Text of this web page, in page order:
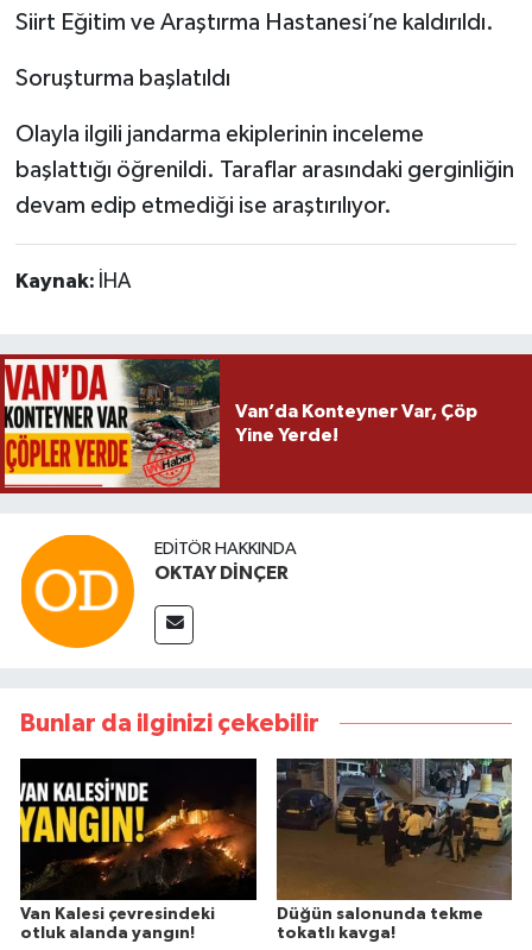
Siirt Eğitim ve Araştırma Hastanesi’ne kaldırıldı.
Soruşturma başlatıldı
Olayla ilgili jandarma ekiplerinin inceleme
başlattığı öğrenildi. Taraflar arasındaki gerginliğin
devam edip etmediği ise araştırılıyor.
Kaynak: İHA
Van’da Konteyner Var, Çöp
Yine Yerde!
EDITÖR HAKKINDA
OKTAY DİNÇER
Bunlar da ilginizi çekebilir
Van Kalesi çevresindeki
otluk alanda yangın!
Düğün salonunda tekme
tokatlı kavga!